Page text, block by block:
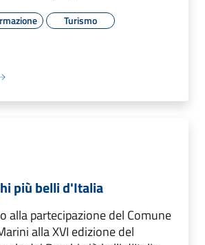
Turismo
più belli d'Italia
alla partecipazione del Comune
alla XVI edizione del